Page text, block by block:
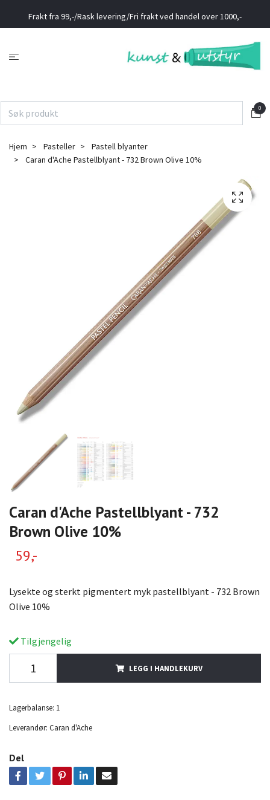
Frakt fra 99,-/Rask levering/Fri frakt ved handel over 1000,-
0
Hjem Pasteller
Pastell blyanter
Caran d'Ache Pastellblyant - 732 Brown Olive 10%
Caran d'Ache Pastellblyant - 732
Brown Olive 10%
59,-
Lysekte og sterkt pigmentert myk pastellblyant - 732 Brown
Olive 10%
Tilgjengelig
LEGG I HANDLEKURV
Lagerbalanse: 1
Leverandør: Caran d'Ache
Del